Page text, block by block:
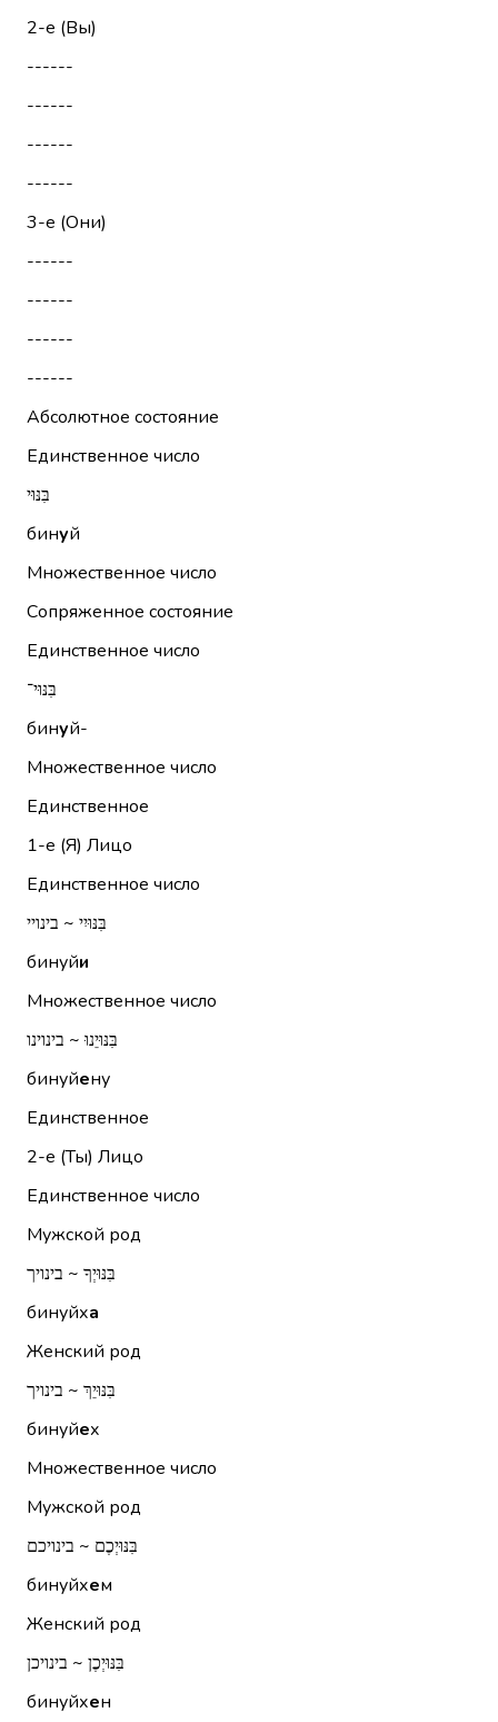
2-е (Вы)
------
------
------
------
3-е (Они)
------
------
------
------
Абсолютное состояние
Единственное число
בִּנּוּי
бинуй
Множественное число
Сопряженное состояние
Единственное число
בִּנּוּי־
бинуй-
Множественное число
Единственное
1-е (Я) Лицо
Единственное число
בִּנּוּיִי ~ בינויי
бинуйи
Множественное число
בִּנּוּיֵנוּ ~ בינוינו
бинуйену
Единственное
2-е (Ты) Лицо
Единственное число
Мужской род
בִּנּוּיְךָ ~ בינויך
бинуйха
Женский род
בִּנּוּיֵךְ ~ בינויך
бинуйех
Множественное число
Мужской род
בִּנּוּיְכֶם ~ בינויכם
бинуйхем
Женский род
בִּנּוּיְכֶן ~ בינויכן
бинуйхен